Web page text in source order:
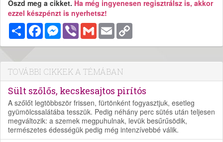
Oszd meg a cikket. Ha még ingyenesen regisztrálsz is, akkor
ezzel készpénzt is nyerhetsz!
MegosztásFacebookMessenger
Viber Gmail Email
TOVÁBBI CIKKEK A TÉMÁBAN
Sült szőlős, kecskesajtos pirítós
A szőlőt legtöbbször frissen, fürtönként fogyasztjuk, esetleg
gyümölcssalátába tesszük. Pedig néhány perc sütés után teljesen
megváltozik: a szemek megpuhulnak, levük besűrűsödik,
természetes édességük pedig még intenzívebbé válik.